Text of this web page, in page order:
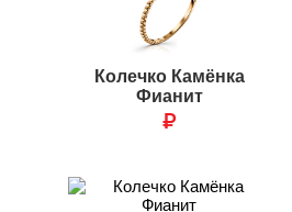
Колечко Камёнка
Фианит
₽